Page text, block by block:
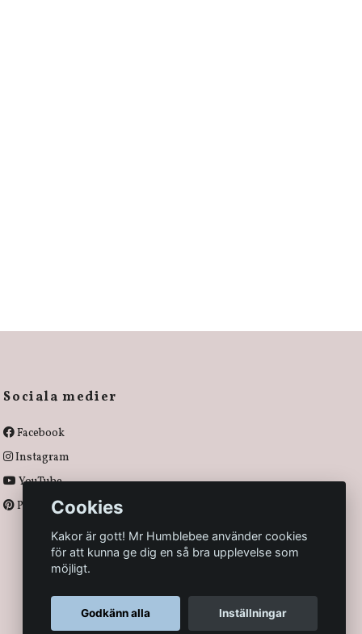
Sociala medier
Facebook
Instagram
YouTube
PinterestCookies
Kakor är gott! Mr Humblebee använder cookies
för att kunna ge dig en så bra upplevelse som
möjligt.
Godkänn alla Inställningar